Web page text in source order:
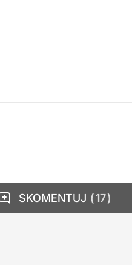
SKOMENTUJ 17